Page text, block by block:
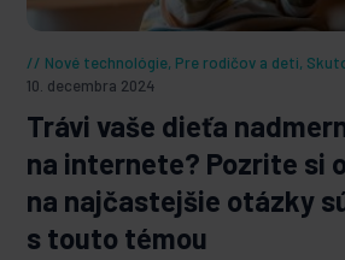
Nové technológie, Pre rodičov a deti,
10. decembra 2024
Trávi vaše dieťa
na internete? Pozrite si
na najčastejšie otázky
s touto témou